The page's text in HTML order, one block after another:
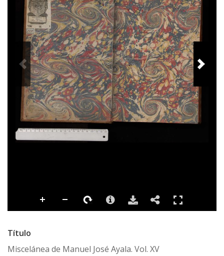
PREVIOUS IMAGE
Título
Miscelánea de Manuel José Ayala. Vol. XV